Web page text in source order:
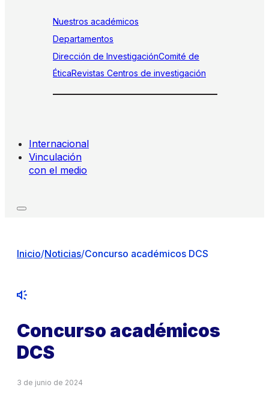
Nuestros académicos
Departamentos
Dirección de InvestigaciónComité de
ÉticaRevistas Centros de investigación
Internacional
Vinculación
con el medio
Inicio/Noticias/Concurso académicos DCS
Concurso académicos
DCS
3 de junio de 2024